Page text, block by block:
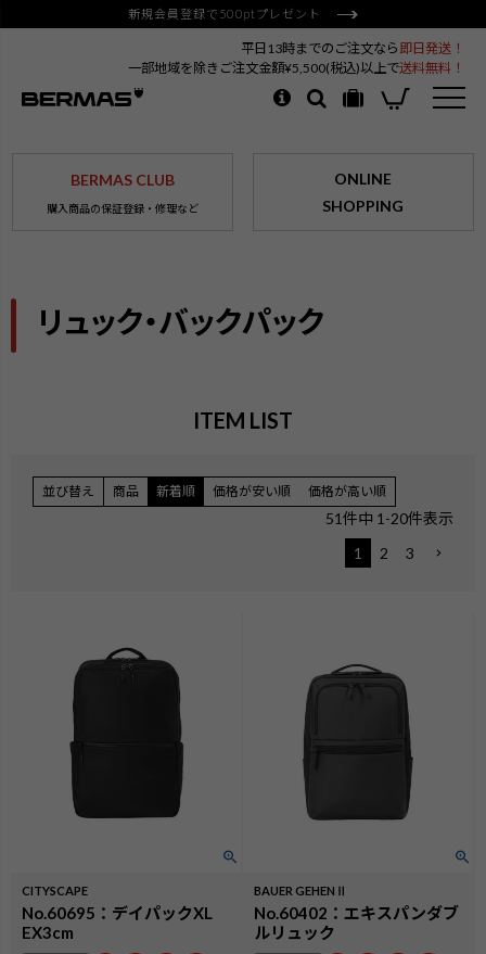
新規会員登録で500ptプレゼント
平日13時までのご注文なら 即日発送！
一部地域を除きご注文金額¥5,500(税込)以上で送料無料！
BERMAS CLUB
購入商品の保証登録・修理など
ONLINE
SHOPPING
リュック・バックパック
ITEM LIST
並び替え 商品 新着順 価格が安い順 価格が高い順
51件中 1 -20件表示
1
2 3
CITYSCAPE
No.60695：デイパックXL
EX3cm
BAUER GEHENⅡ
No.60402：エキスパンダブ
ルリュック